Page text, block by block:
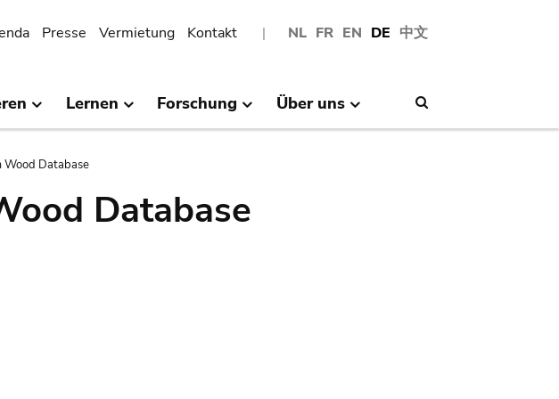
NL FR EN DE 中文
Presse Vermietung Kontakt
Lernen Forschung Über uns
Wood Database
Database